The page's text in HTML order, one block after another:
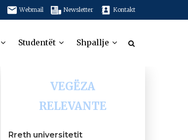
Webmail Newsletter Kontakt
Studentët Shpallje
VEGËZA
RELEVANTE
Rreth universitetit